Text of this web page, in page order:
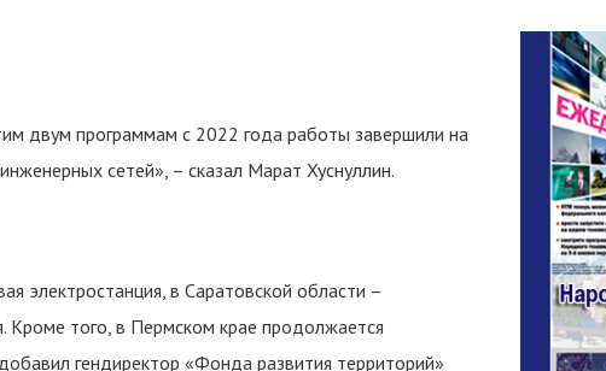
двум программам с 2022 года работы завершили на
сетей», – сказал Марат Хуснуллин.
электростанция, в Саратовской области –
Кроме того, в Пермском крае продолжается
гендиректор «Фонда развития территорий»